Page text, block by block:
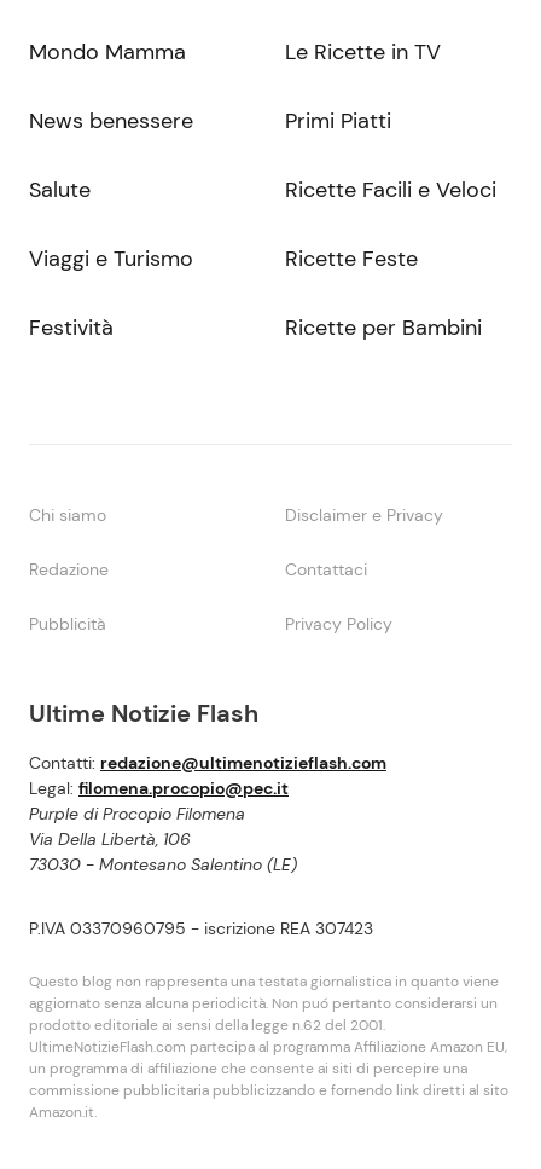
Ultime Notizie Flash
Contatti: redazione@ultimenotizieflash.com
Legal: filomena.procopio@pec.it
Purple di Procopio Filomena
Via Della Libertà, 106
73030 - Montesano Salentino (LE)
P.IVA 03370960795 - iscrizione REA 307423
Questo blog non rappresenta una testata giornalistica in quanto viene
aggiornato senza alcuna periodicità. Non puó pertanto considerarsi un
prodotto editoriale ai sensi della legge n.62 del 2001.
UltimeNotizieFlash.com partecipa al programma Affiliazione Amazon EU,
un programma di affiliazione che consente ai siti di percepire una
commissione pubblicitaria pubblicizzando e fornendo link diretti al sito
Amazon.it.
Mondo Mamma
News benessere
Salute
Viaggi e Turismo
Festività
Le Ricette in TV
Primi Piatti
Ricette Facili e Veloci
Ricette Feste
Ricette per Bambini
Chi siamo Disclaimer e Privacy
Redazione Contattaci
Pubblicità Privacy Policy